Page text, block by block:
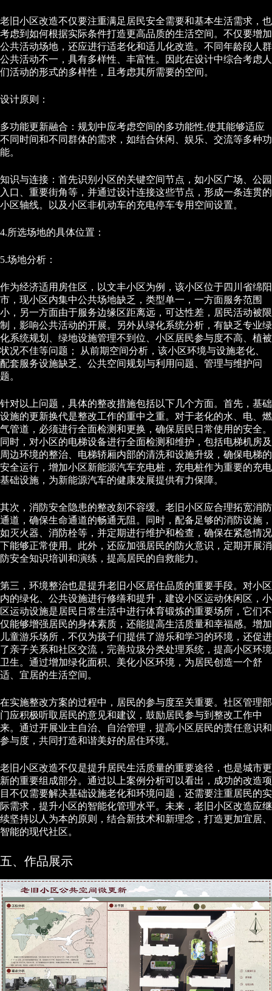
老旧小区改造不仅要注重满足居民安全需要和基本生活需求，也
考虑到如何根据实际条件打造更高品质的生活空间。不仅要增加
公共活动场地，还应进行适老化和适儿化改造。不同年龄段人群
公共活动不一，具有多样性、丰富性。因此在设计中综合考虑人
们活动的形式的多样性，且考虑其所需要的空间。
设计原则：
多功能更新融合：规划中应考虑空间的多功能性,使其能够适应
不同时间和不同群体的需求，如结合休闲、娱乐、交流等多种功
能。
知识与连接：首先识别小区的关键空间节点，如小区广场、公园
入口、重要街角等，并通过设计连接这些节点，形成一条连贯的
小区轴线。以及小区非机动车的充电停车专用空间设置。
4.所选场地的具体位置：
5.场地分析：
作为经济适用房住区，以文丰小区为例，该小区位于四川省绵阳
市，现小区内集中公共场地缺乏，类型单一，一方面服务范围
小，另一方面由于服务边缘区距离远，可达性差，居民活动被限
制，影响公共活动的开展。另外从绿化系统分析，有缺乏专业绿
化系统规划、绿地设施管理不到位、小区居民参与度不高、植被
状况不佳等问题； 从前期空间分析，该小区环境与设施老化、
配套服务设施缺乏、公共空间规划与利用问题、管理与维护问
题。
针对以上问题，具体的整改措施包括以下几个方面。首先，基础
设施的更新换代是整改工作的重中之重。对于老化的水、电、燃
气管道，必须进行全面检测和更换，确保居民日常使用的安全。
同时，对小区的电梯设备进行全面检测和维护，包括电梯机房及
周边环境的整治、电梯轿厢内部的清洗和设施升级，确保电梯的
安全运行，增加小区新能源汽车充电桩，充电桩作为重要的充电
基础设施，为新能源汽车的健康发展提供有力保障。
其次，消防安全隐患的整改刻不容缓。老旧小区应合理拓宽消防
通道，确保生命通道的畅通无阻。同时，配备足够的消防设施，
如灭火器、消防栓等，并定期进行维护和检查，确保在紧急情况
下能够正常使用。此外，还应加强居民的防火意识，定期开展消
防安全知识培训和演练，提高居民的自救能力。
第三，环境整治也是提升老旧小区居住品质的重要手段。对小区
内的绿化、公共设施进行修缮和提升，建设小区运动休闲区，小
区运动设施是居民日常生活中进行体育锻炼的重要场所，它们不
仅能够增强居民的身体素质，还能提高生活质量和幸福感。增加
儿童游乐场所，不仅为孩子们提供了游乐和学习的环境，还促进
了亲子关系和社区交流，完善垃圾分类处理系统，提高小区环境
卫生。通过增加绿化面积、美化小区环境，为居民创造一个舒
适、宜居的生活空间。
在实施整改方案的过程中，居民的参与度至关重要。社区管理部
门应积极听取居民的意见和建议，鼓励居民参与到整改工作中
来。通过开展业主自治、自治管理，提高小区居民的责任意识和
参与度，共同打造和谐美好的居住环境。
老旧小区改造不仅是提升居民生活质量的重要途径，也是城市更
新的重要组成部分。通过以上案例分析可以看出，成功的改造项
目不仅需要解决基础设施老化和环境问题，还需要注重居民的实
际需求，提升小区的智能化管理水平。未来，老旧小区改造应继
续坚持以人为本的原则，结合新技术和新理念，打造更加宜居、
智能的现代社区。
五、作品展示